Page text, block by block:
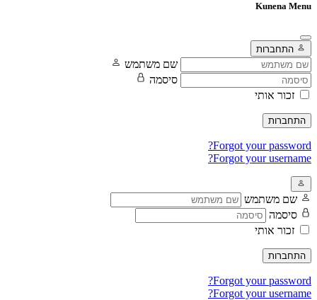
Kunena Menu
התחברות
שם משתמש
סיסמה
זכור אותי
התחברות
Forgot your password?
Forgot your username?
שם משתמש
סיסמה
זכור אותי
התחברות
Forgot your password?
Forgot your username?